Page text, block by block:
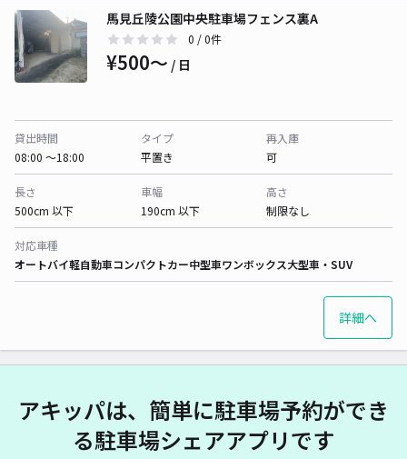
馬見丘陵公園中央駐車場フェンス裏A
0 / 0件
¥500〜 / 日
貸出時間
08:00 〜18:00
タイプ
平置き
再入庫
可
長さ
500cm 以下
車幅
190cm 以下
高さ
制限なし
対応車種
オートバイ軽自動車コンパクトカー中型車ワンボックス大型車・SUV
詳細へ
アキッパは、簡単に駐車場予約ができ
る駐車場シェアアプリです